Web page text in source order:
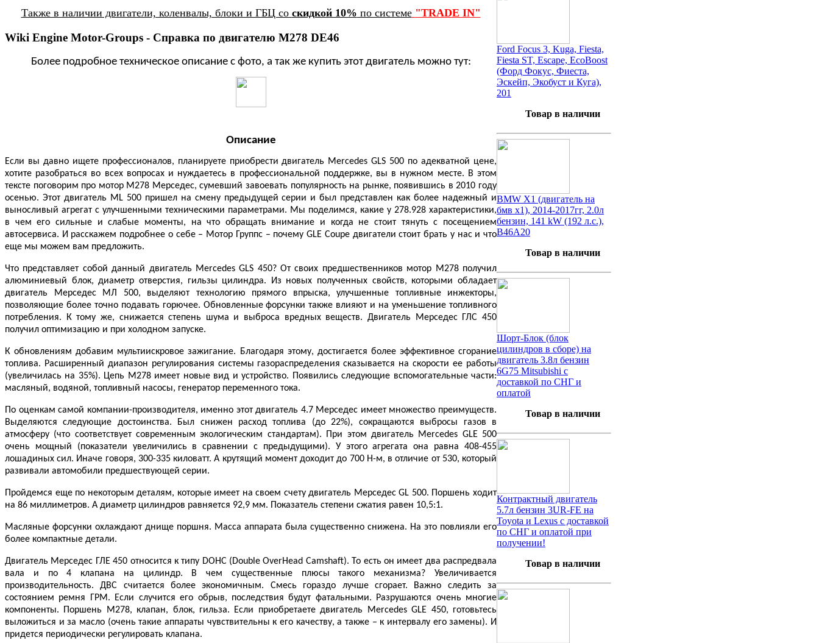
Также в наличии двигатели, коленвалы, блоки и ГБЦ со скидкой 10% по системе "TRADE IN"
Wiki Engine Motor-Groups - Справка по двигателю M278 DE46
Более подробное техническое описание с фото, а так же купить этот двигатель можно тут:
Описание
Если вы давно ищете профессионалов, планируете приобрести двигатель Mercedes GLS 500 по адекватной цене,
хотите разобраться во всех вопросах и нуждаетесь в профессиональной поддержке, вы в нужном месте. В этом
тексте поговорим про мотор М278 Мерседес, сумевший завоевать популярность на рынке, появившись в 2010 году
осенью. Этот двигатель ML 500 пришел на смену предыдущей серии и был представлен как более надежный и
выносливый агрегат c улучшенными техническими параметрами. Мы поделимся, какие у 278.928 характеристики,
в чем его сильные и слабые моменты, на что обращать внимание и когда не стоит тянуть с посещением
автосервиса. И расскажем подробнее о себе – Мотор Группс – почему GLE Coupe двигатели стоит брать у нас и что
еще мы можем вам предложить.
Что представляет собой данный двигатель Mercedes GLS 450? От своих предшественников мотор M278 получил
алюминиевый блок, диаметр отверстия, гильзы цилиндра. Из новых полученных свойств, которыми обладает
двигатель Мерседес МЛ 500, выделяют технологию прямого впрыска, улучшенные топливные инжекторы,
позволяющие более точно подавать горючее. Обновленные форсунки также влияют и на уменьшение топливного
потребления. К тому же, снижается степень шума и выброса вредных веществ. Двигатель Мерседес ГЛС 450
получил оптимизацию и при холодном запуске.
К обновлениям добавим мультиискровое зажигание. Благодаря этому, достигается более эффективное сгорание
топлива. Расширенный диапазон регулирования системы газораспределения сказывается на скорости ее работы
(увеличилась на 35%). Цепь M278 имеет новые вид и устройство. Появились следующие вспомогательные части:
масляный, водяной, топливный насосы, генератор переменного тока.
По оценкам самой компании-производителя, именно этот двигатель 4.7 Мерседес имеет множество преимуществ.
Выделяются следующие достоинства. Был снижен расход топлива (до 22%), сокращаются выбросы газов в
атмосферу (что соответствует современным экологическим стандартам). При этом двигатель Mercedes GLE 500
очень мощный (показатели увеличились в сравнении с предыдущими). У этого агрегата она равна 408-455
лошадиных сил. Иначе говоря, 300-335 киловатт. А крутящий момент доходит до 700 Н-м, в отличие от 530, который
развивали автомобили предшествующей серии.
Пройдемся еще по некоторым деталям, которые имеет на своем счету двигатель Мерседес GL 500. Поршень ходит
на 86 миллиметров. А диаметр цилиндров равняется 92,9 мм. Показатель степени сжатия равен 10,5:1.
Масляные форсунки охлаждают днище поршня. Масса аппарата была существенно снижена. На это повлияли его
более компактные детали.
Двигатель Мерседес ГЛЕ 450 относится к типу DOHC (Double OverHead Camshaft). То есть он имеет два распредвала
вала и по 4 клапана на цилиндр. В чем существенные плюсы такого механизма? Увеличивается
производительность. ДВС считается более экономичным. Смесь гораздо лучше сгорает. Важно следить за
состоянием ремня ГРМ. Если случится его обрыв, последствия будут фатальными. Разрушаются очень многие
компоненты. Поршень M278, клапан, блок, гильза. Если приобретаете двигатель Mercedes GLE 450, готовьтесь
выложиться и за масло (очень такие аппараты чувствительны к его качеству, а также – к интервалу его замены). И
придется периодически регулировать клапана.
Ford Focus 3, Kuga, Fiesta,
Fiesta ST, Escape, EcoBoost
(Форд Фокус, Фиеста,
Эскейп, Экобуст и Куга),
201
Товар в наличии
BMW X1 (двигатель на
бмв х1), 2014-2017гг, 2.0л
бензин, 141 kW (192 л.с.),
B46A20
Товар в наличии
Шорт-Блок (блок
цилиндров в сборе) на
двигатель 3.8л бензин
6G75 Mitsubishi с
доставкой по СНГ и
оплатой
Товар в наличии
Контрактный двигатель
5.7л бензин 3UR-FE на
Toyota и Lexus с доставкой
по СНГ и оплатой при
получении!
Товар в наличии